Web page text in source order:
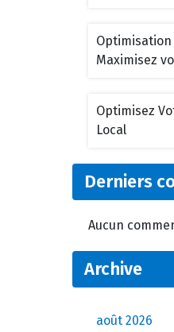
Optimisation
Maximisez
Optimisez
Local
Derniers
Aucun
Archive
août 2026